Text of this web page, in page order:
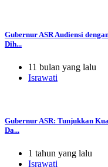
Gubernur ASR Audiensi
Dih...
11 bulan yang lalu
Israwati
Gubernur ASR: Tunjukkan
Da...
1 tahun yang lalu
Israwati